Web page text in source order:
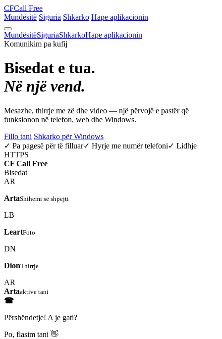
CFCall Free
Mundësitë Siguria Shkarko Hape aplikacionin
MundësitëSiguriaShkarkoHape aplikacionin
Komunikim pa kufij
Bisedat e tua.
Në një vend.
Mesazhe, thirrje me zë dhe video — një përvojë e pastër që
funksionon në telefon, web dhe Windows.
Fillo tani Shkarko për Windows
✓ Pa pagesë për të filluar✓ Hyrje me numër telefoni✓ Lidhje
HTTPS
CF Call Free
Bisedat
AR
ArtaShihemi së shpejti
LB
LeartFoto
DN
DionThirrje
AR
Artaaktive tani
☎
Përshëndetje! A je gati?
Po, flasim tani 👋